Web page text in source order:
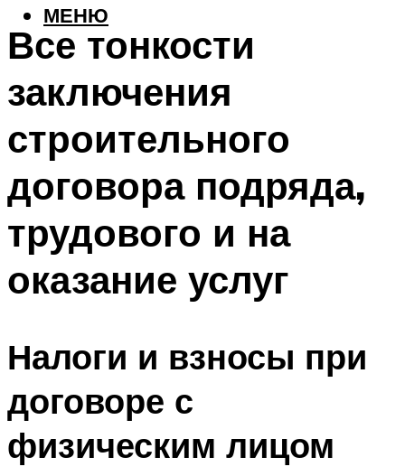
МЕНЮ
Все тонкости
заключения
строительного
договора подряда,
трудового и на
оказание услуг
Налоги и взносы при
договоре с
физическим лицом